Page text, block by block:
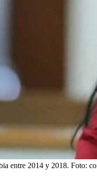
entre 2014 y 2018. Foto: